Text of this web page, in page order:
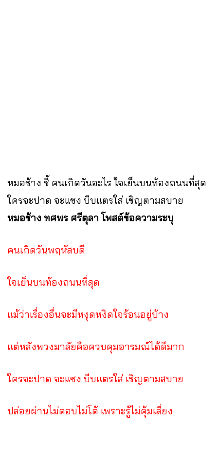
หมอช้าง ชี้ คนเกิดวันอะไร ใจเย็นบนท้องถนนที่สุด
ใครจะปาด จะแซง บีบแตรใส่ เชิญตามสบาย
หมอช้าง ทศพร ศรีตุลา โพสต์ข้อความระบุ
คนเกิดวันพฤหัสบดี
ใจเย็นบนท้องถนนที่สุด
แม้ว่าเรื่องอื่นจะมีหงุดหงิดใจร้อนอยู่บ้าง
แต่หลังพวงมาลัยคือควบคุมอารมณ์ได้ดีมาก
ใครจะปาด จะแซง บีบแตรใส่ เชิญตามสบาย
ปล่อยผ่านไม่ตอบไม่โต้ เพราะรู้ไม่คุ้มเสี่ยง